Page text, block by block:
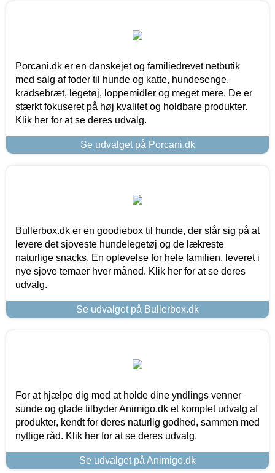
Porcani.dk er en danskejet og familiedrevet netbutik
med salg af foder til hunde og katte, hundesenge,
kradsebræt, legetøj, loppemidler og meget mere. De er
stærkt fokuseret på høj kvalitet og holdbare produkter.
Klik her for at se deres udvalg.
Se udvalget på Porcani.dk
Bullerbox.dk er en goodiebox til hunde, der slår sig på at
levere det sjoveste hundelegetøj og de lækreste
naturlige snacks. En oplevelse for hele familien, leveret i
nye sjove temaer hver måned. Klik her for at se deres
udvalg.
Se udvalget på Bullerbox.dk
For at hjælpe dig med at holde dine yndlings venner
sunde og glade tilbyder Animigo.dk et komplet udvalg af
produkter, kendt for deres naturlig godhed, sammen med
nyttige råd. Klik her for at se deres udvalg.
Se udvalget på Animigo.dk